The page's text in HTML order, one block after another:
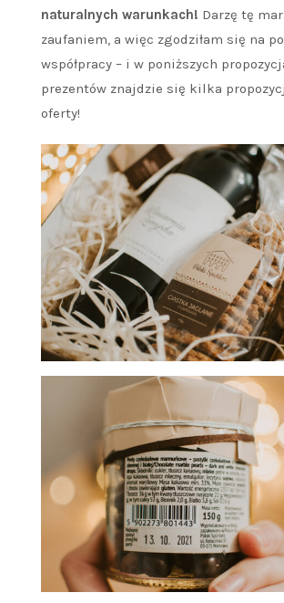
naturalnych warunkach! Darzę tę
zaufaniem, a więc zgodziłam się na
współpracy – i w poniższych
prezentów znajdzie się kilka
oferty!